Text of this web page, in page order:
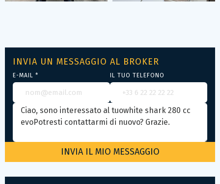
INVIA UN MESSAGGIO AL BROKER
E-MAIL * IL TUO TELEFONO